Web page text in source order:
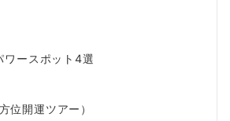
ースポット4選
位開運ツアー）